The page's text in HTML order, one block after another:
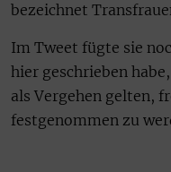
bezeichnet
Im Tweet fügte sie
hier geschrieben
als Vergehen gelten,
festgenommen zu